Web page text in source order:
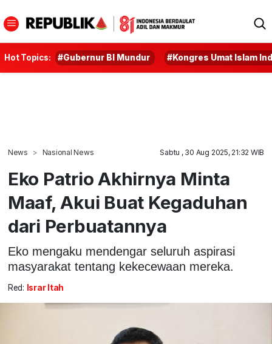
Hot Topics: #Gubernur BI Mundur #Kongres Umat Islam
News Nasional News Sabtu , 30 Aug 2025, 21:32 WIB
Eko Patrio Akhirnya Minta
Maaf, Akui Buat Kegaduhan
dari Perbuatannya
Eko mengaku mendengar seluruh aspirasi
masyarakat tentang kekecewaan mereka.
Red: Israr Itah